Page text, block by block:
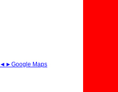
◄►Google Maps